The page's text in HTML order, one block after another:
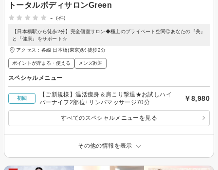
トータルボディサロンGreen
-
(-件)
【日本橋駅から徒歩2分】完全個室サロン◆極上のプライベート空間◎あなたの『美』
と『健康』をサポート☆
アクセス：各線 日本橋(東京)駅 徒歩2分
ポイントが貯まる・使える メンズ歓迎
スペシャルメニュー
初回
【ご新規様】温活痩身＆肩こり撃退★お試しハイ
パーナイフ2部位+リンパマッサージ70分
￥8,980
すべてのスペシャルメニューを見る
その他の情報を表示